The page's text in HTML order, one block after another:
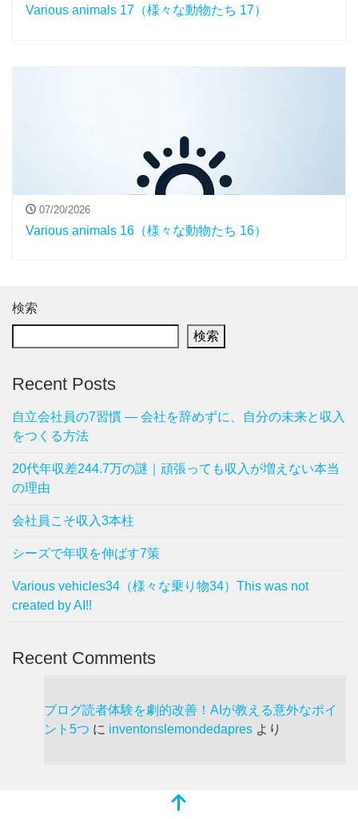
Various animals 17（様々な動物たち 17）
07/20/2026
Various animals 16（様々な動物たち 16）
検索
検索
Recent Posts
自立会社員の7習慣 ― 会社を辞めずに、自分の未来と収入
をつくる方法
20代年収差244.7万の謎｜頑張っても収入が増えない本当
の理由
会社員こそ収入3本柱
シーズで年収を伸ばす7策
Various vehicles34（様々な乗り物34）This was not
created by AI!!
Recent Comments
ブログ読者体験を劇的改善！AIが教える意外なポイ
ント5つ に inventonslemondedapres より